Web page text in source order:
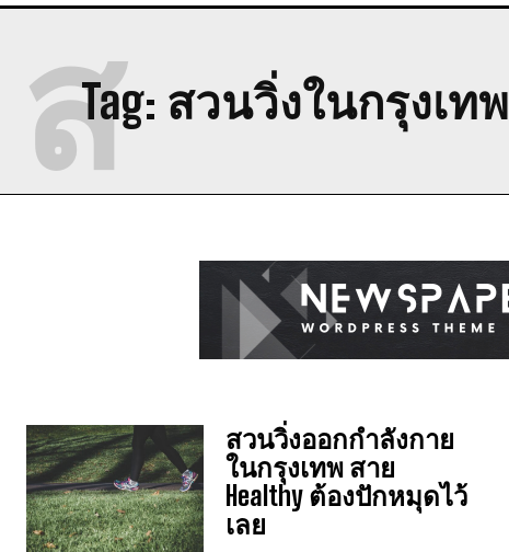
Tag: สวนวิ่งในกรุงเทพ
ส
สวนวิ่งออกกำลังกาย
ในกรุงเทพ สาย
Healthy ต้องปักหมุดไว้
เลย